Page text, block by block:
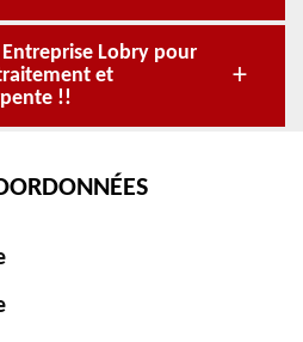
Lobry pour
et
!!